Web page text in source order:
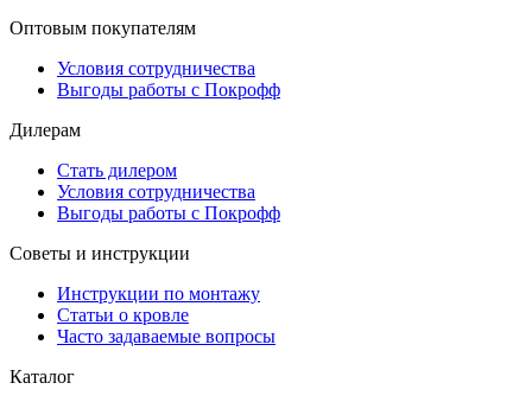
Оптовым покупателям
Условия сотрудничества
Выгоды работы с Покрофф
Дилерам
Стать дилером
Условия сотрудничества
Выгоды работы с Покрофф
Советы и инструкции
Инструкции по монтажу
Статьи о кровле
Часто задаваемые вопросы
Каталог